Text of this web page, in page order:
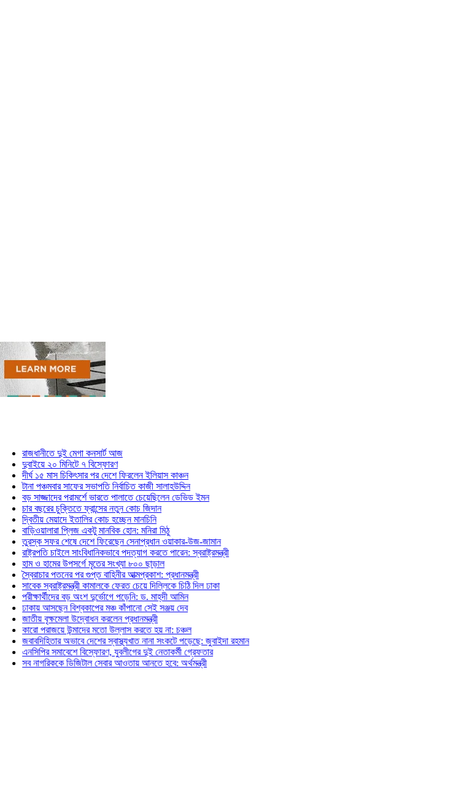
রাজধানীতে দুই মেগা কনসার্ট আজ
দুবাইয়ে ২০ মিনিটে ৭ বিস্ফোরণ
দীর্ঘ ১৫ মাস চিকিৎসার পর দেশে ফিরলেন ইলিয়াস কাঞ্চন
টানা পঞ্চমবার সাফের সভাপতি নির্বাচিত কাজী সালাহউদ্দিন
বড় সাজ্জাদের পরামর্শে ভারতে পালাতে চেয়েছিলেন ডেভিড ইমন
চার বছরের চুক্তিতে ফ্রান্সের নতুন কোচ জিদান
দ্বিতীয় মেয়াদে ইতালির কোচ হচ্ছেন মানচিনি
বাড়িওয়ালারা প্লিজ একটু মানবিক হোন: মনিরা মিঠু
তুরস্ক সফর শেষে দেশে ফিরেছেন সেনাপ্রধান ওয়াকার-উজ-জামান
রাষ্ট্রপতি চাইলে সাংবিধানিকভাবে পদত্যাগ করতে পারেন: স্বরাষ্ট্রমন্ত্রী
হাম ও হামের উপসর্গে মৃতের সংখ্যা ৮০০ ছাড়াল
স্বৈরাচার পতনের পর গুপ্ত বাহিনীর আত্মপ্রকাশ: প্রধানমন্ত্রী
সাবেক স্বরাষ্ট্রমন্ত্রী কামালকে ফেরত চেয়ে দিল্লিকে চিঠি দিল ঢাকা
পরীক্ষার্থীদের বড় অংশ দুর্ভোগে পড়েনি: ড. মাহ্‌দী আমিন
ঢাকায় আসছেন বিশ্বকাপের মঞ্চ কাঁপানো সেই সঞ্জয় দেব
জাতীয় বৃক্ষমেলা উদ্বোধন করলেন প্রধানমন্ত্রী
কারো পরাজয়ে উন্মাদের মতো উল্লাস করতে হয় না: চঞ্চল
জবাবদিহিতার অভাবে দেশের স্বাস্থ্যখাত নানা সংকটে পড়েছে: জুবাইদা রহমান
এনসিপির সমাবেশে বিস্ফোরণ, যুবলীগের দুই নেতাকর্মী গ্রেফতার
সব নাগরিককে ডিজিটাল সেবার আওতায় আনতে হবে: অর্থমন্ত্রী